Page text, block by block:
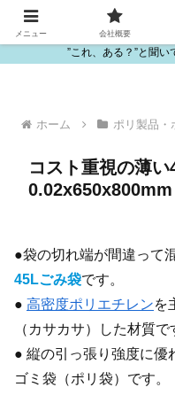
ビニール・プラス
”これ、ある？”と聞い
ホーム ポリ製品・
コスト重視の薄
0.02x650x800mm
●袋の切れ端が間違って
45Lごみ袋です。
● 高密度ポリエチレンを
（カサカサ）した材質で
● 縦の引っ張り強度に優
ゴミ袋（ポリ袋）です。
メニュー 会社概要